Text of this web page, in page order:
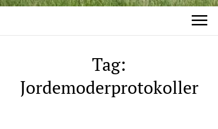
Tag:
Jordemoderprotokoller